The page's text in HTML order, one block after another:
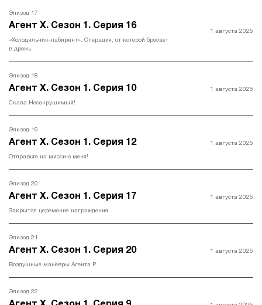
Эпизод 17
Агент Х. Сезон 1. Серия 16
«Холодильник-лабиринт». Операция, от которой бросает
в дрожь
1 августа 2025
Эпизод 18
Агент Х. Сезон 1. Серия 10
Скала Несокрушимый!
1 августа 2025
Эпизод 19
Агент Х. Сезон 1. Серия 12
Отправьте на миссию меня!
1 августа 2025
Эпизод 20
Агент Х. Сезон 1. Серия 17
Закрытая церемония награждения
1 августа 2025
Эпизод 21
Агент Х. Сезон 1. Серия 20
Воздушные манёвры Агента Р
1 августа 2025
Эпизод 22